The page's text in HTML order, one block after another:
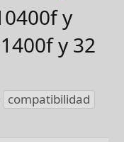
y
y 32
Ecompatibilidad